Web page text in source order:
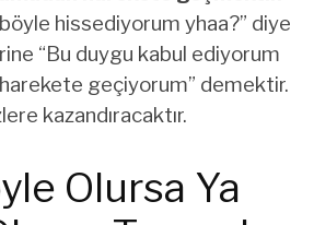
hissediyorum yhaa?” diye
“Bu duygu kabul ediyorum
geçiyorum” demektir.
kazandıracaktır.
Olursa Ya